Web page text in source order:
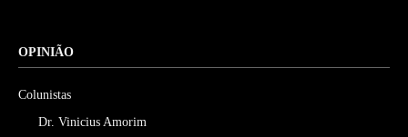
OPINIÃO
Colunistas
Dr. Vinicius Amorim